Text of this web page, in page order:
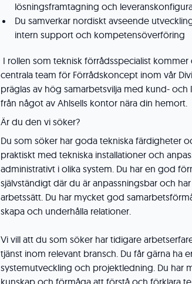
lösningsframtagning och
Du samverkar nordiskt avseende
intern support och kompetensöverföring
I rollen som teknisk förrådsspecialist
centrala team för Förrådskoncept inom vår
präglas av hög samarbetsvilja med kund- och
från något av Ahlsells kontor nära din hemort.
Är du den vi söker?
Du som söker har goda tekniska färdigheter
praktiskt med tekniska installationer och
administrativt i olika system. Du har en god
självständigt där du är anpassningsbar och
arbetssätt. Du har mycket god
skapa och underhålla relationer.
Vi vill att du som söker har tidigare
tjänst inom relevant bransch. Du får gärna ha
systemutveckling och projektledning. Du har
kunskap och förmåga att förstå och förklara